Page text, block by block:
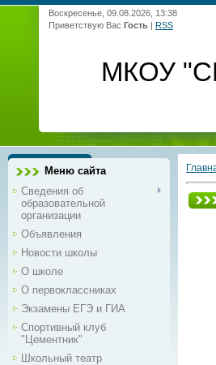
Воскресенье, 09.08.2026, 13:38
Приветствую Вас Гость | RSS
МКОУ
Меню сайта
Сведения об
образовательной
организации
Объявления
Новости школы
О школе
О первоклассниках
Экзамены ЕГЭ и ГИА
Спортивный клуб
"Цементник"
Школьный театр